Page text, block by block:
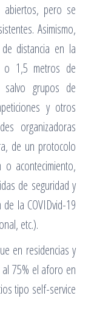
pero se
Asimismo,
distancia en la
1,5 metros de
grupos de
y otros
organizadoras
de un protocolo
acontecimiento,
de seguridad y
la COVIDvid-19
etc.).
en residencias y
75% el aforo en
tipo self-service